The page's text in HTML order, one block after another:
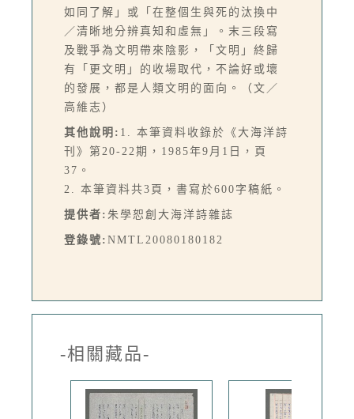
如同了解」或「在整個生與死的汰換中
／清晰地分辨真知和虛無」。末三段寫
及戰爭為文明帶來陰影，「文明」終歸
有「更文明」的收場取代，不論好或壞
的發展，都是人類文明的面向。（文／
高維志）
其他說明: 1. 本筆資料收錄於《大海洋詩
刊》第20-22期，1985年9月1日，頁
37。
2. 本筆資料共3頁，書寫於600字稿紙。
提供者: 朱學恕創大海洋詩雜誌
登錄號: NMTL20080180182
-相關藏品-